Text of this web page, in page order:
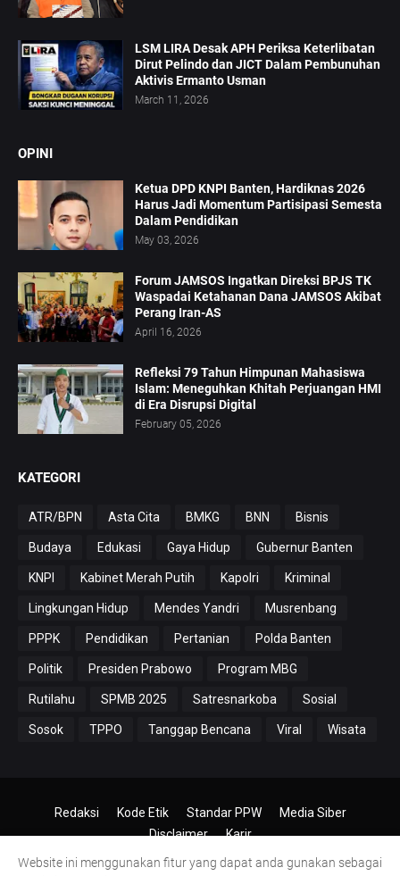
LSM LIRA Desak APH Periksa Keterlibatan
Dirut Pelindo dan JICT Dalam Pembunuhan
Aktivis Ermanto Usman
March 11, 2026
OPINI
Ketua DPD KNPI Banten, Hardiknas 2026
Harus Jadi Momentum Partisipasi Semesta
Dalam Pendidikan
May 03, 2026
Forum JAMSOS Ingatkan Direksi BPJS TK
Waspadai Ketahanan Dana JAMSOS Akibat
Perang Iran-AS
April 16, 2026
Refleksi 79 Tahun Himpunan Mahasiswa
Islam: Meneguhkan Khitah Perjuangan HMI
di Era Disrupsi Digital
February 05, 2026
KATEGORI
ATR/BPN Asta Cita BMKG BNN Bisnis
Budaya Edukasi Gaya Hidup Gubernur Banten
KNPI Kabinet Merah Putih Kapolri Kriminal
Lingkungan Hidup Mendes Yandri Musrenbang
PPPK Pendidikan Pertanian Polda Banten
Politik Presiden Prabowo Program MBG
Rutilahu SPMB 2025 Satresnarkoba Sosial
Sosok TPPO Tanggap Bencana Viral Wisata
© 2024-2026PT.Antero Inti Media
Redaksi Kode Etik Standar PPW
Media Siber
Disclaimer
Karir
Website ini menggunakan fitur yang dapat anda gunakan sebagai